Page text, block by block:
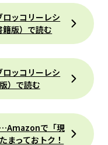
ッコリーレシ
版）で読む
ッコリーレシ
）で読む
で「現
まっておトク！